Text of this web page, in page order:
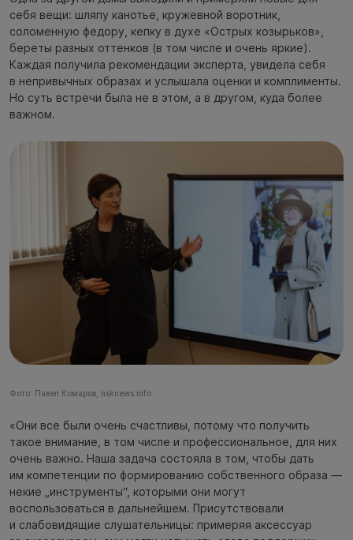
себя вещи: шляпу канотье, кружевной воротник,
соломенную федору, кепку в духе «Острых козырьков»,
береты разных оттенков (в том числе и очень яркие).
Каждая получила рекомендации эксперта, увидела себя
в непривычных образах и услышала оценки и комплименты.
Но суть встречи была не в этом, а в другом, куда более
важном.
Фото: Павел Комаров, nsknews.info
«Они все были очень счастливы, потому что получить
такое внимание, в том числе и профессиональное, для них
очень важно. Наша задача состояла в том, чтобы дать
им компетенции по формированию собственного образа —
некие „инструменты“, которыми они могут
воспользоваться в дальнейшем. Присутствовали
и слабовидящие слушательницы: примеряя аксессуар